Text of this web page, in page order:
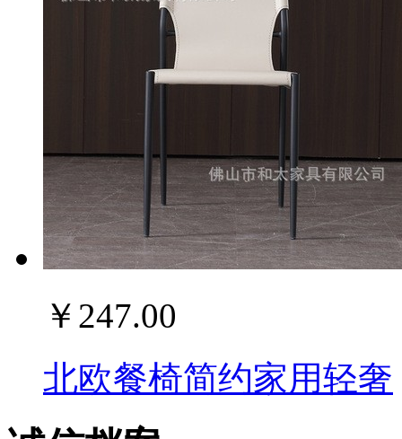
￥247.00
北欧餐椅简约家用轻奢